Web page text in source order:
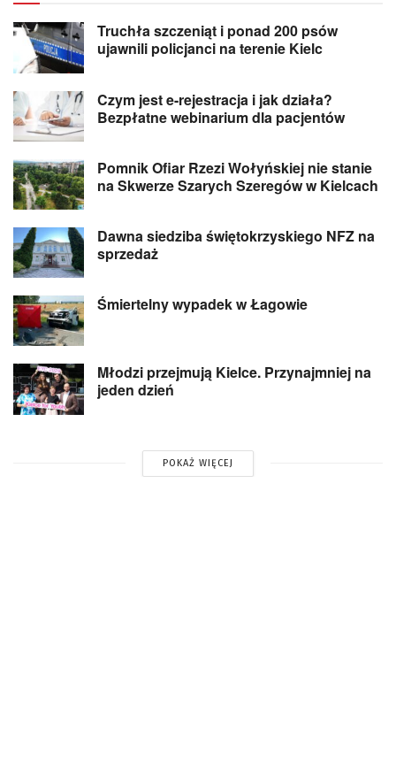
Truchła szczeniąt i ponad 200 psów
ujawnili policjanci na terenie Kielc
Czym jest e-rejestracja i jak działa?
Bezpłatne webinarium dla pacjentów
Pomnik Ofiar Rzezi Wołyńskiej nie stanie
na Skwerze Szarych Szeregów w Kielcach
Dawna siedziba świętokrzyskiego NFZ na
sprzedaż
Śmiertelny wypadek w Łagowie
Młodzi przejmują Kielce. Przynajmniej na
jeden dzień
POKAŻ WIĘCEJ